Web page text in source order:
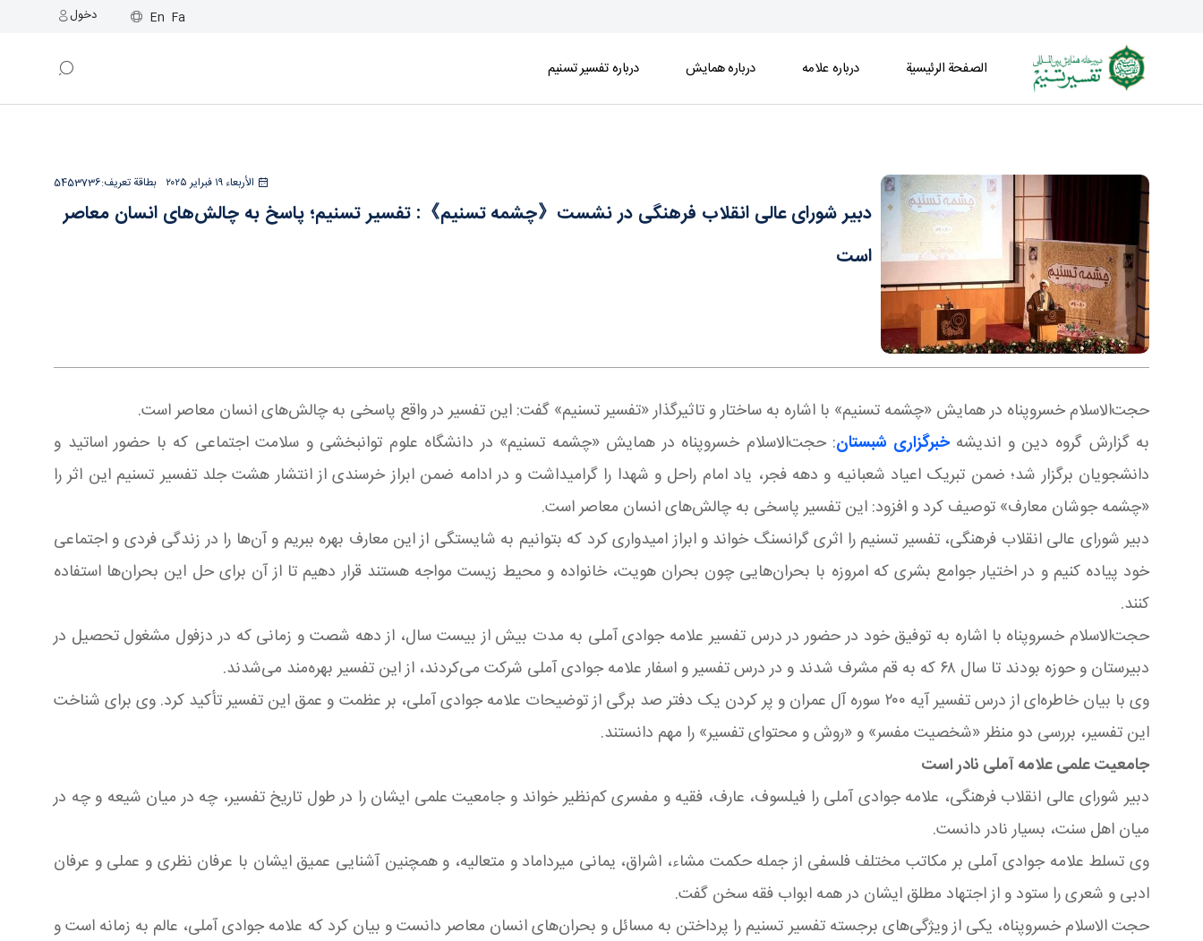
دخول Fa
En
الصفحة الرئیسیة درباره علامه درباره همایش درباره تفسیر تسنیم
الأربعاء ١٩ فبراير ٢٠٢٥ 5453736بطاقة تعريف:
دبیر شورای عالی انقلاب فرهنگی در نشست《چشمه تسنیم》: تفسیر تسنیم؛ پاسخ به چالش‌های انسان معاصر
است
حجت‌الاسلام خسروپناه در همایش «چشمه تسنیم» با اشاره به ساختار و تاثیرگذار «تفسیر تسنیم» گفت: این تفسیر در واقع پاسخی به چالش‌های انسان معاصر است.
به گزارش گروه دین و اندیشه خبرگزاری شبستان: حجت‌الاسلام خسروپناه در همایش «چشمه تسنیم» در دانشگاه علوم توانبخشی و سلامت اجتماعی که با حضور اساتید و
دانشجویان برگزار شد؛ ضمن تبریک اعیاد شعبانیه و دهه فجر، یاد امام راحل و شهدا را گرامیداشت و در ادامه ضمن ابراز خرسندی از انتشار هشت جلد تفسیر تسنیم این اثر را
«چشمه جوشان معارف» توصیف کرد و افزود: این تفسیر پاسخی به چالش‌های انسان معاصر است.
دبیر شورای عالی انقلاب فرهنگی، تفسیر تسنیم را اثری گرانسنگ خواند و ابراز امیدواری کرد که بتوانیم به شایستگی از این معارف بهره ببریم و آن‌ها را در زندگی فردی و اجتماعی
خود پیاده کنیم و در اختیار جوامع بشری که امروزه با بحران‌هایی چون بحران هویت، خانواده و محیط زیست مواجه هستند قرار دهیم تا از آن برای حل این بحران‌ها استفاده
کنند.
حجت‌الاسلام خسروپناه با اشاره به توفیق خود در حضور در درس تفسیر علامه جوادی آملی به مدت بیش از بیست سال، از دهه شصت و زمانی که در دزفول مشغول تحصیل در
دبیرستان و حوزه بودند تا سال ۶۸ که به قم مشرف شدند و در درس تفسیر و اسفار علامه جوادی آملی شرکت می‌کردند، از این تفسیر بهره‌مند می‌شدند.
وی با بیان خاطره‌ای از درس تفسیر آیه ۲۰۰ سوره آل عمران و پر کردن یک دفتر صد برگی از توضیحات علامه جوادی آملی، بر عظمت و عمق این تفسیر تأکید کرد. وی برای شناخت
این تفسیر، بررسی دو منظر «شخصیت مفسر» و «روش و محتوای تفسیر» را مهم دانستند.
جامعیت علمی علامه آملی نادر است
دبیر شورای عالی انقلاب فرهنگی، علامه جوادی آملی را فیلسوف، عارف، فقیه و مفسری کم‌نظیر خواند و جامعیت علمی ایشان را در طول تاریخ تفسیر، چه در میان شیعه و چه در
میان اهل سنت، بسیار نادر دانست.
وی تسلط علامه جوادی آملی بر مکاتب مختلف فلسفی از جمله حکمت مشاء، اشراق، یمانی میرداماد و متعالیه، و همچنین آشنایی عمیق ایشان با عرفان نظری و عملی و عرفان
ادبی و شعری را ستود و از اجتهاد مطلق ایشان در همه ابواب فقه سخن گفت.
حجت الاسلام خسروپناه، یکی از ویژگی‌های برجسته تفسیر تسنیم را پرداختن به مسائل و بحران‌های انسان معاصر دانست و بیان کرد که علامه جوادی آملی، عالم به زمانه است و